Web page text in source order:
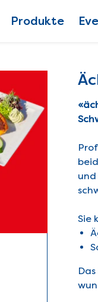
Produkte
Sie